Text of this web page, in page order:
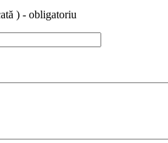
) - obligatoriu